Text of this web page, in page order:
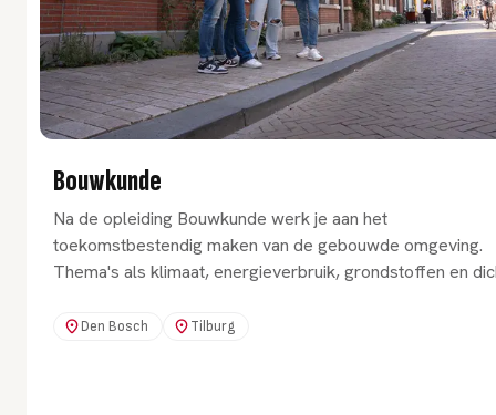
Bouwkunde
Na de opleiding Bouwkunde werk je aan het
toekomstbestendig maken van de gebouwde omgeving.
Thema's als klimaat, energieverbruik, grondstoffen en
Den Bosch Tilburg